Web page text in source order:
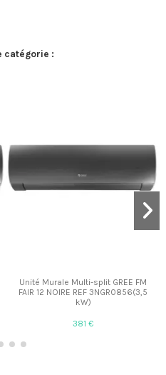
catégorie :
Unité Murale Multi-split GREE FM
FAIR 12 NOIRE REF 3NGR0856(3,5
kW)
381 €